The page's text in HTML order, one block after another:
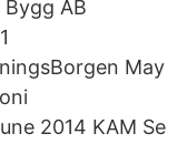
AB
May
2014 KAM Se